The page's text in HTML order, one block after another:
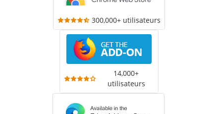
300,000+ utilisateurs
14,000+
utilisateurs